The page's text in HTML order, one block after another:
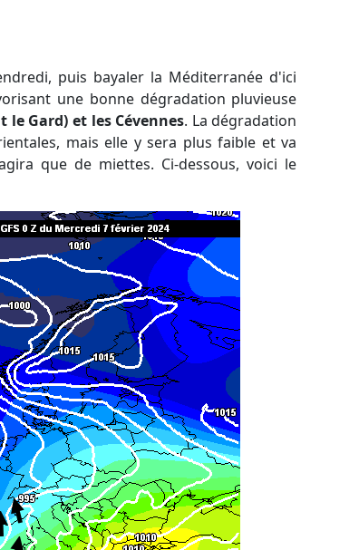
une bonne dégradation pluvieuse
le Gard) et les Cévennes. La dégradation
mais elle y sera plus faible et va
que de miettes. Ci-dessous, voici le